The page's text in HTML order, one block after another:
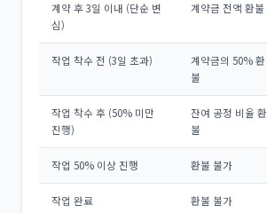
계약 후 3일 이내 (단순 변
심)
계약금 전액 환불
작업 착수 전 (3일 초과)
계약금의 50% 환
불
작업 착수 후 (50% 미만
진행)
잔여 공정 비율 환
불
작업 50% 이상 진행 환불 불가
작업 완료 환불 불가